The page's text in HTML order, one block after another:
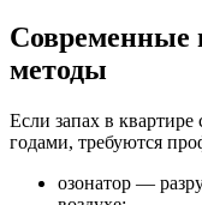
Современные
методы
Если запах в
годами, требуются
озонатор —